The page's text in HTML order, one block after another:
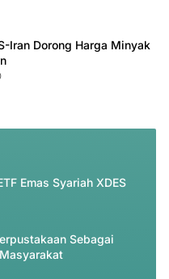
Iran Dorong Harga Minyak
Emas Syariah XDES
Sebagai